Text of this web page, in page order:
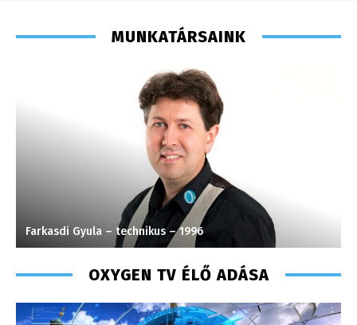
MUNKATÁRSAINK
Farkasdi Gyula – technikus – 1996
OXYGEN TV ÉLŐ ADÁSA